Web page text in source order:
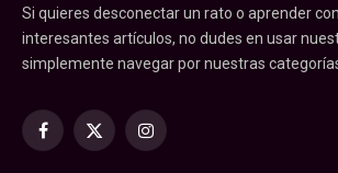
Si quieres desconectar un rato o aprender
interesantes artículos, no dudes en usar
simplemente navegar por nuestras
Facebook
X
Instagram